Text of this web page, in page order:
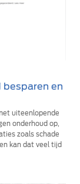
en
uiteenlopende
onderhoud op,
zoals schade
kan dat veel tijd